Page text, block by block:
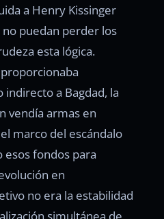
a Henry Kissinger
puedan perder los
esta lógica.
a Bagdad, la
vendía armas en
marco del escándalo
esos fondos para
en
no era la estabilidad